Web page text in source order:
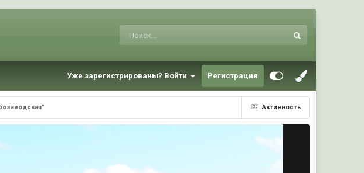
Уже зарегистрированы? Войти Регистрация
Активность